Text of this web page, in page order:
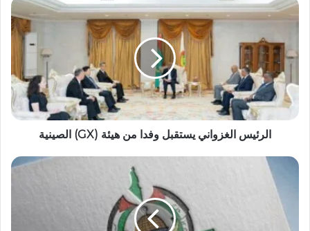
الرئيس الغزواني يستقبل وفدا من هيئة (GX) الصينية